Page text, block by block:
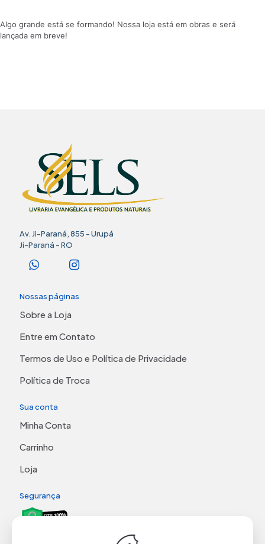
Algo grande está se formando! Nossa loja está em obras e será
lançada em breve!
Av. Ji-Paraná, 855 - Urupá
Ji-Paraná - RO
Nossas páginas
Sobre a Loja
Entre em Contato
Termos de Uso e Política de Privacidade
Política de Troca
Sua conta
Minha Conta
Carrinho
Loja
Segurança